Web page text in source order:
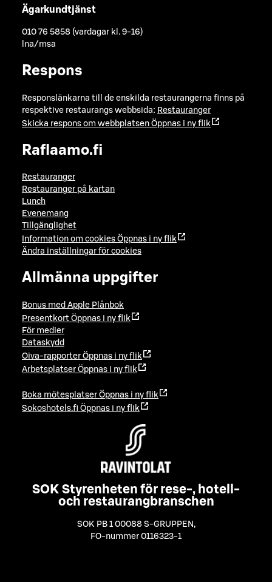
Ägarkundtjänst
010 76 5858 (vardagar kl. 9-16)
lna/msa
Respons
Responslänkarna till de enskilda restaurangerna finns på
respektive restaurangs webbsida: Restauranger
Skicka respons om webbplatsen Öppnas i ny flik
Raflaamo.fi
Restauranger
Restauranger på kartan
Lunch
Evenemang
Tillgänglighet
Information om cookies Öppnas i ny flik
Ändra inställningar för cookies
Allmänna uppgifter
Bonus med Apple Plånbok
Presentkort Öppnas i ny flik
För medier
Dataskydd
Oiva-rapporter Öppnas i ny flik
Arbetsplatser Öppnas i ny flik
Boka mötesplatser Öppnas i ny flik
Sokoshotels.fi Öppnas i ny flik
SOK Styrenheten för rese-, hotell-
och restaurangbranschen
SOK PB 1 00088 S-GRUPPEN ,
FO-nummer 0116323-1